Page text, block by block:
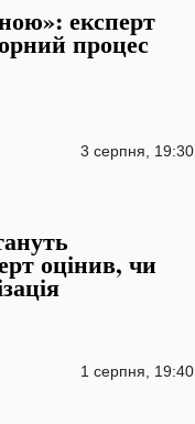
експерт
процес
3 серпня, 19:30
оцінив, чи
1 серпня, 19:40